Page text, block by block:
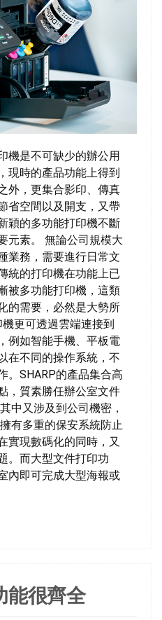
機是不可缺少的辦公用
現時的產品功能上得到
外，更集合影印、傳真
省空間以及開支，又帶
穎的多功能打印機不斷
元素。 無論公司規模大
業務，需要進行日常文
統的打印機在功能上已
被多功能打印機，這類
的需要，必然是大勢所
更可透過雲端連接到
例如智能手機、平板電
在不同的操作系統，不
。SHARP的產品集合高
，質素勝任辦公室文件
中又涉及到公司機密，
有多重的保安系統防止
實現數碼化的同時，又
。而大型文件打印功
內即可完成大型海報或
能很齊全